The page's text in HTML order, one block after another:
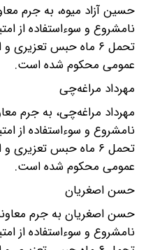
حسین آزاد میوه، به جرم
نامشروع و سوءاستفاده از
تحمل ۶ ماه حبس
عمومی محکوم شده است.
مهرداد مراغه‌چی
مهرداد مراغه‌چی، به جرم
نامشروع و سوءاستفاده از
تحمل ۶ ماه حبس
عمومی محکوم شده است.
حسن اصغریان
حسن اصغریان به جرم
نامشروع و سوءاستفاده از